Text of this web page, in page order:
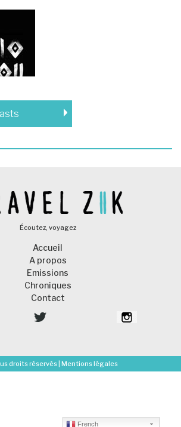
Écoutez, voyagez
Accueil
A propos
Emissions
Chroniques
Contact
droits réservés | Mentions légales
French